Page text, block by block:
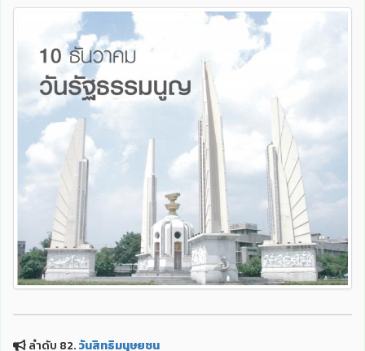
ลำดับ 82.วันสิทธิมนุษยชน